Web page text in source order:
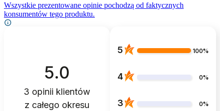
Wszystkie prezentowane opinie pochodzą od faktycznych
konsumentów tego produktu.
5.0
3 opinii klientów
z całego okresu
5 100%
4 0%
3 0%